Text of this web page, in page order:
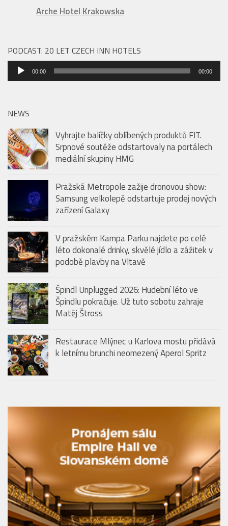
Arche Hotel Krakowska
PODCAST: 20 LET CZECH INN HOTELS
Audio
přehrávač
00:00 00:00
NEWS
Vyhrajte balíčky oblíbených produktů FIT.
Srpnové soutěže odstartovaly na portálech
mediální skupiny HMG
Pražská Metropole zažije dronovou show:
Samsung velkolepě odstartuje prodej nových
zařízení Galaxy
V pražském Kampa Parku najdete po celé
léto dokonalé drinky, skvělé jídlo a zážitek v
podobě plavby na Vltavě
Špindl Unplugged 2026: Hudební léto ve
Špindlu pokračuje. Už tuto sobotu zahraje
Matěj Štross
Restaurace Mlýnec u Karlova mostu přidává
k letnímu brunchi neomezený Aperol Spritz